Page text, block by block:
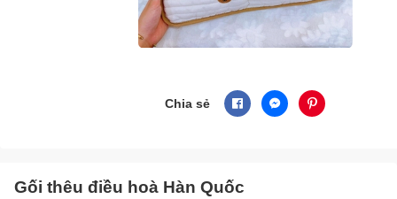
Chia sẻ
Gối thêu điều hoà Hàn Quốc